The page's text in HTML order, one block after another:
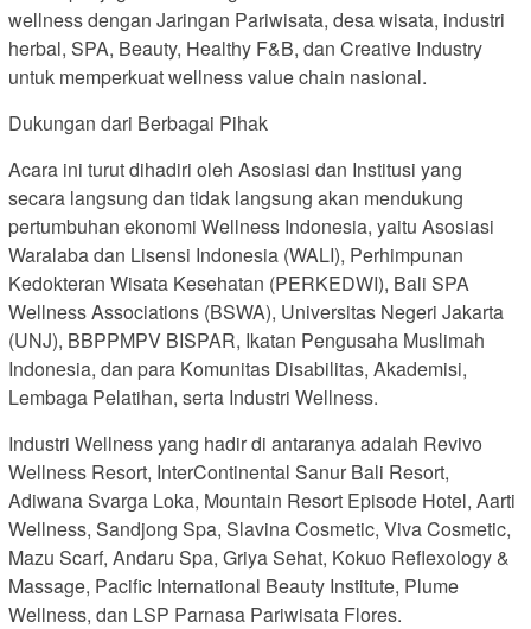
wellness dengan Jaringan Pariwisata, desa wisata, industri
herbal, SPA, Beauty, Healthy F&B, dan Creative Industry
untuk memperkuat wellness value chain nasional.
Dukungan dari Berbagai Pihak
Acara ini turut dihadiri oleh Asosiasi dan Institusi yang
secara langsung dan tidak langsung akan mendukung
pertumbuhan ekonomi Wellness Indonesia, yaitu Asosiasi
Waralaba dan Lisensi Indonesia (WALI), Perhimpunan
Kedokteran Wisata Kesehatan (PERKEDWI), Bali SPA
Wellness Associations (BSWA), Universitas Negeri Jakarta
(UNJ), BBPPMPV BISPAR, Ikatan Pengusaha Muslimah
Indonesia, dan para Komunitas Disabilitas, Akademisi,
Lembaga Pelatihan, serta Industri Wellness.
Industri Wellness yang hadir di antaranya adalah Revivo
Wellness Resort, InterContinental Sanur Bali Resort,
Adiwana Svarga Loka, Mountain Resort Episode Hotel, Aarti
Wellness, Sandjong Spa, Slavina Cosmetic, Viva Cosmetic,
Mazu Scarf, Andaru Spa, Griya Sehat, Kokuo Reflexology &
Massage, Pacific International Beauty Institute, Plume
Wellness, dan LSP Parnasa Pariwisata Flores.